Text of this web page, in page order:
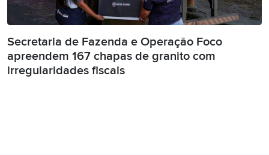
Secretaria de Fazenda e Operação Foco
apreendem 167 chapas de granito com
irregularidades fiscais